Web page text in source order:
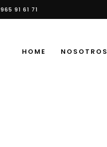
965 91 61 71
HOME NOSOTROS